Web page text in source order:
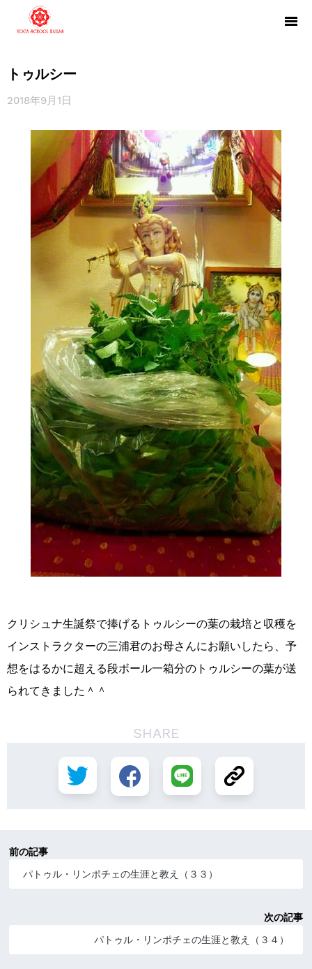
トゥルシー
2018年9月1日
クリシュナ生誕祭で捧げるトゥルシーの葉の栽培と収穫を
インストラクターの三浦君のお母さんにお願いしたら、予
想をはるかに超える段ボール一箱分のトゥルシーの葉が送
られてきました＾＾
SHARE
前の記事
パトゥル・リンポチェの生涯と教え（３３）
次の記事
パトゥル・リンポチェの生涯と教え（３４）